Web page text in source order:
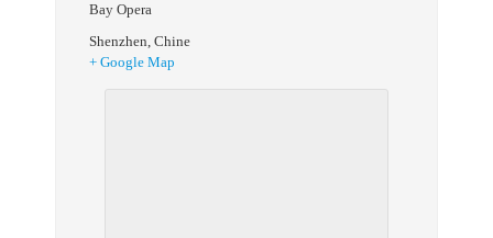
Bay Opera
Shenzhen, Chine
+ Google Map